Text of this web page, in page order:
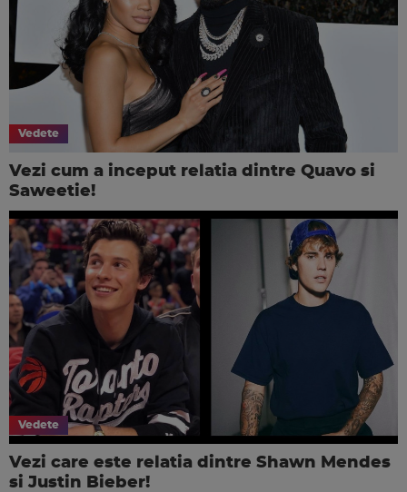
Vedete
Vezi cum a inceput relatia dintre Quavo si
Saweetie!
Vedete
Vezi care este relatia dintre Shawn Mendes
si Justin Bieber!